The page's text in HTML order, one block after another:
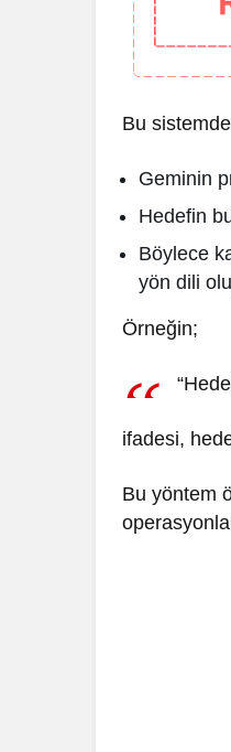
Bu
Geminin
Hedefin
Böylece
yön dili
Örneğin;
ifadesi,
Bu yöntem